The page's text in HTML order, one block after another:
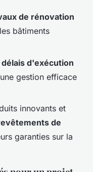
de rénovation
bâtiments
délais d'exécution
gestion efficace
innovants et
de
garanties sur la